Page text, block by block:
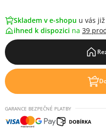
Skladem v e-shopu u vás
ihned k dispozici na 39
GARANCE BEZPEČNÉ PLATBY